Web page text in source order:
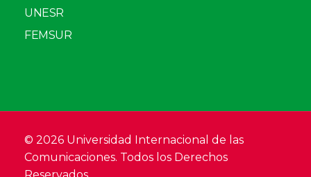
UNESR
FEMSUR
© 2026 Universidad Internacional de las
Comunicaciones. Todos los Derechos